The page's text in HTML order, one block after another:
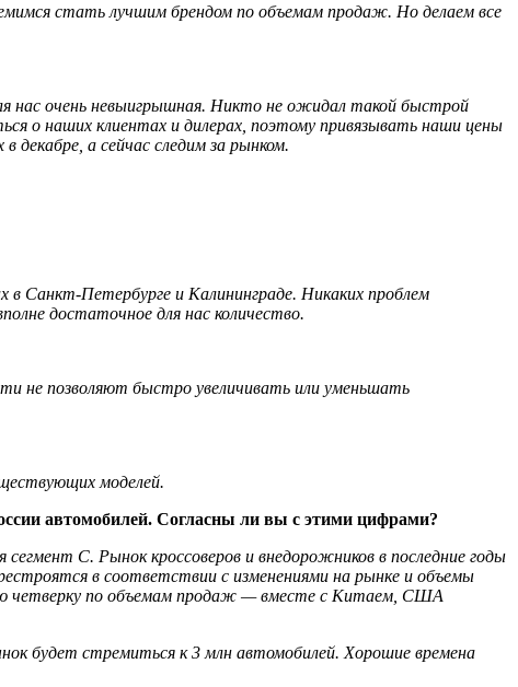
стать лучшим брендом по объемам продаж. Но делаем все
нас очень невыигрышная. Никто не ожидал такой быстрой
о наших клиентах и дилерах, поэтому привязывать наши цены
декабре, а сейчас следим за рынком.
Санкт-Петербурге и Калининграде. Никаких проблем
достаточное для нас количество.
не позволяют быстро увеличивать или уменьшать
моделей.
автомобилей. Согласны ли вы с этими цифрами?
С. Рынок кроссоверов и внедорожников в последние годы
в соответствии с изменениями на рынке и объемы
четверку по объемам продаж — вместе с Китаем, США
будет стремиться к 3 млн автомобилей. Хорошие времена